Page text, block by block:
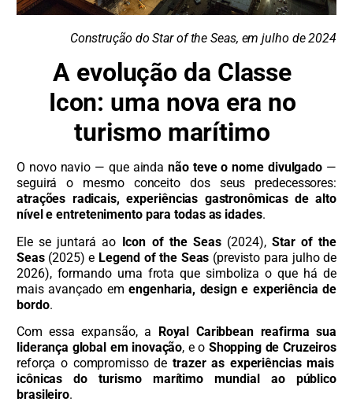
Construção do Star of the Seas, em julho de 2024
A evolução da Classe
Icon: uma nova era no
turismo marítimo
O novo navio — que aindanão teve o nome divulgado —
seguirá o mesmo conceito dos seus predecessores:
atrações radicais, experiências gastronômicas de alto
nível e entretenimento para todas as idades.
Ele se juntará ao Icon of the Seas(2024), Star of the
Seas(2025) e Legend of the Seas (previsto para julho de
2026), formando uma frota que simboliza o que há de
mais avançado emengenharia, design e experiência de
bordo.
Com essa expansão, a Royal Caribbean reafirma sua
liderança global em inovação, e o Shopping de Cruzeiros
reforça o compromisso detrazer as experiências mais
icônicas do turismo marítimo mundial ao público
brasileiro.